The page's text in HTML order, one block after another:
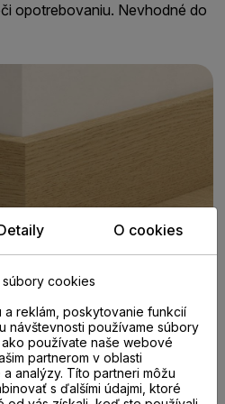
opotrebovaniu. Nevhodné do
O cookies
cookies
reklám, poskytovanie funkcií
návštevnosti používame súbory
používate naše webové
partnerom v oblasti
analýzy. Títo partneri môžu
s ďalšími údajmi, ktoré